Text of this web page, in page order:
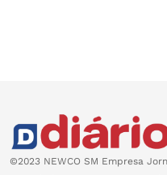
©2023 NEWCO SM Empresa